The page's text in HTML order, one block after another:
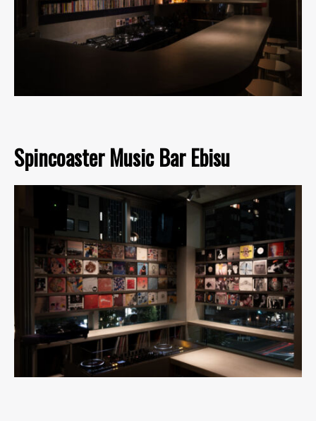
Spincoaster Music Bar Ebisu